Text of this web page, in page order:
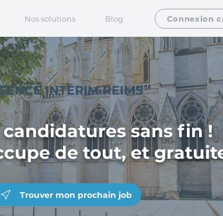
Nos solutions Blog Connexion
INTÉRIM REIMS
sans fin !
de tout, et
Trouver mon prochain job